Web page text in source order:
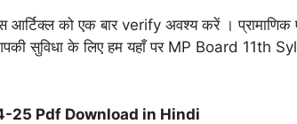
को एक बार verify अवश्य करें ।
आपकी सुविधा के लिए हम यहाँ पर MP Board 11th
25 Pdf Download in Hindi